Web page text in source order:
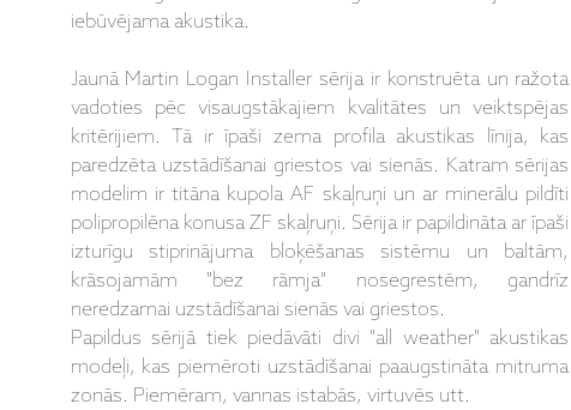
iebūvējama akustika.
Jaunā Martin Logan Installer sērija ir konstruēta un ražota
vadoties pēc visaugstākajiem kvalitātes un veiktspējas
kritērijiem. Tā ir īpaši zema profila akustikas līnija, kas
paredzēta uzstādīšanai griestos vai sienās. Katram sērijas
modelim ir titāna kupola AF skaļruņi un ar minerālu pildīti
polipropilēna konusa ZF skaļruņi. Sērija ir papildināta ar īpaši
izturīgu stiprinājuma bloķēšanas sistēmu un baltām,
krāsojamām "bez rāmja" nosegrestēm, gandrīz
neredzamai uzstādīšanai sienās vai griestos.
Papildus sērijā tiek piedāvāti divi "all weather" akustikas
modeļi, kas piemēroti uzstādīšanai paaugstināta mitruma
zonās. Piemēram, vannas istabās, virtuvēs utt.